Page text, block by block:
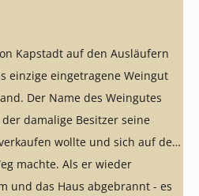
Kapstadt auf den Ausläufern
einzige eingetragene Weingut
Der Name des Weingutes
damalige Besitzer seine
wollte und sich auf den
machte. Als er wieder
und das Haus abgebrannt - es